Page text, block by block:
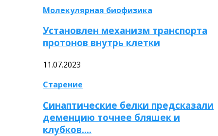
Молекулярная биофизика
Установлен механизм транспорта
протонов внутрь клетки
11.07.2023
Старение
Синаптические белки предсказали
деменцию точнее бляшек и
клубков….